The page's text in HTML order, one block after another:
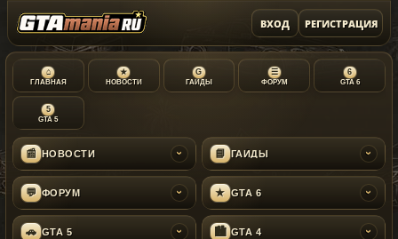
ВХОД РЕГИСТРАЦИЯ
⌂
ГЛАВНАЯ
★
НОВОСТИ
G
ГАЙДЫ
☰
ФОРУМ
6
GTA 6
5
GTA 5
📰 НОВОСТИ › 📘 ГАЙДЫ ›
💬 ФОРУМ › ★ GTA 6 ›
🚗 GTA 5 › 🏙 GTA 4 ›